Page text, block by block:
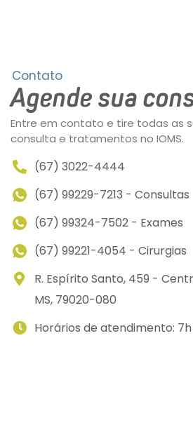
Contato
Agende sua
Entre em contato e tire todas as
consulta e tratamentos no IOMS.
(67) 3022-4444
(67) 99229-7213 - Consultas
(67) 99324-7502 - Exames
(67) 99221-4054 - Cirurgias
R. Espírito Santo, 459 -
MS, 79020-080
Horários de atendimento: 7h